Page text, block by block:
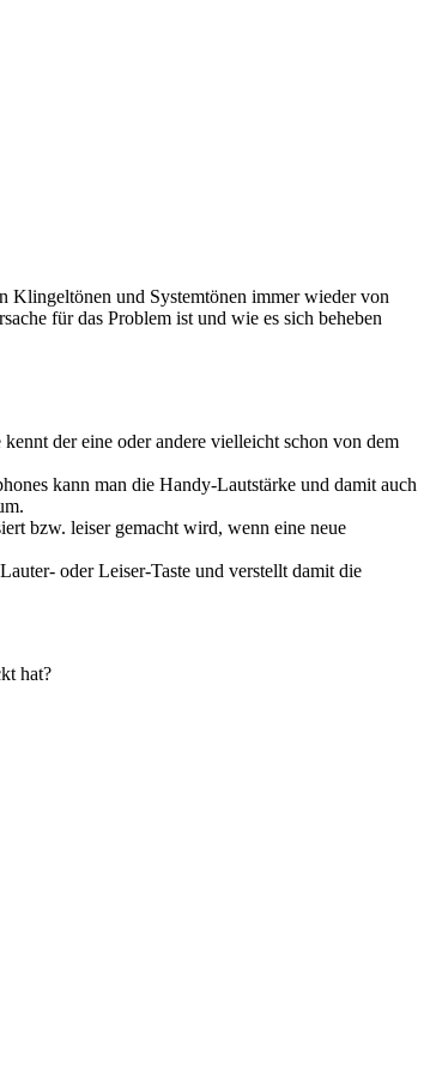
Klingeltönen und Systemtönen immer wieder von
für das Problem ist und wie es sich beheben
der eine oder andere vielleicht schon von dem
kann man die Handy-Lautstärke und damit auch
bzw. leiser gemacht wird, wenn eine neue
oder Leiser-Taste und verstellt damit die
hat?